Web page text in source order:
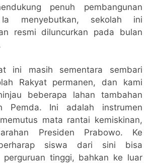
penuh pembangunan
menyebutkan, sekolah ini
resmi diluncurkan pada bulan
ini masih sementara sembari
Rakyat permanen, dan kami
beberapa lahan tambahan
Pemda. Ini adalah instrumen
mata rantai kemiskinan,
Presiden Prabowo. Ke
siswa dari sini bisa
perguruan tinggi, bahkan ke luar